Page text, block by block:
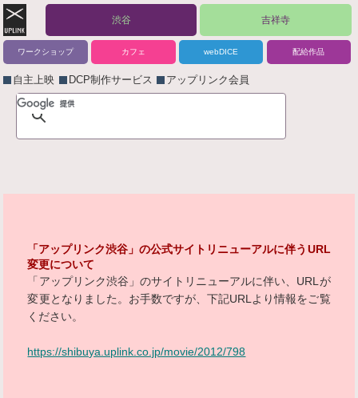
渋谷 吉祥寺
ワークショップ カフェ webDICE 配給作品
自主上映 DCP制作サービス アップリンク会員
「アップリンク渋谷」の公式サイトリニューアルに伴うURL
変更について
「アップリンク渋谷」のサイトリニューアルに伴い、URLが
変更となりました。お手数ですが、下記URLより情報をご覧
ください。
https://shibuya.uplink.co.jp/movie/2012/798